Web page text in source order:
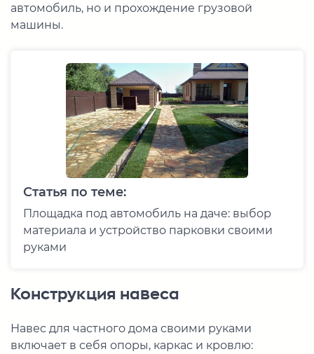
автомобиль, но и прохождение грузовой
машины.
Статья по теме:
Площадка под автомобиль на даче: выбор
материала и устройство парковки своими
руками
Конструкция навеса
Навес для частного дома своими руками
включает в себя опоры, каркас и кровлю: